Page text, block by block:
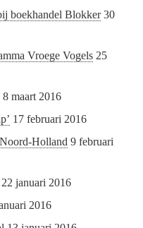
boekhandel Blokker 30
Vroege Vogels 25
8 maart 2016
17 februari 2016
Holland 9 februari
22 januari 2016
2016